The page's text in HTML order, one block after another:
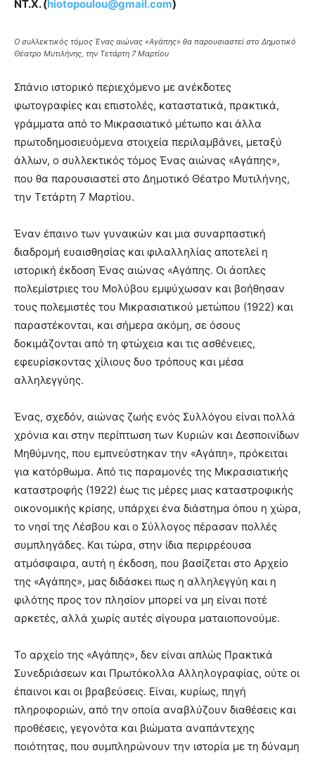
ΝΤ.Χ. (hiotopoulou@gmail.com)
Ο συλλεκτικός τόμος Ένας αιώνας «Αγάπης» θα παρουσιαστεί στο Δημοτικό
Θέατρο Μυτιλήνης, την Τετάρτη 7 Μαρτίου
Σπάνιο ιστορικό περιεχόμενο με ανέκδοτες
φωτογραφίες και επιστολές, καταστατικά, πρακτικά,
γράμματα από το Μικρασιατικό μέτωπο και άλλα
πρωτοδημοσιευόμενα στοιχεία περιλαμβάνει, μεταξύ
άλλων, ο συλλεκτικός τόμος Ένας αιώνας «Αγάπης»,
που θα παρουσιαστεί στο Δημοτικό Θέατρο Μυτιλήνης,
την Τετάρτη 7 Μαρτίου.
Έναν έπαινο των γυναικών και μια συναρπαστική
διαδρομή ευαισθησίας και φιλαλληλίας αποτελεί η
ιστορική έκδοση Ένας αιώνας «Αγάπης. Οι άοπλες
πολεμίστριες του Μολύβου εμψύχωσαν και βοήθησαν
τους πολεμιστές του Μικρασιατικού μετώπου (1922) και
παραστέκονται, και σήμερα ακόμη, σε όσους
δοκιμάζονται από τη φτώχεια και τις ασθένειες,
εφευρίσκοντας χίλιους δυο τρόπους και μέσα
αλληλεγγύης.
Ένας, σχεδόν, αιώνας ζωής ενός Συλλόγου είναι πολλά
χρόνια και στην περίπτωση των Κυριών και Δεσποινίδων
Μηθύμνης, που εμπνεύστηκαν την «Αγάπη», πρόκειται
για κατόρθωμα. Από τις παραμονές της Μικρασιατικής
καταστροφής (1922) έως τις μέρες μιας καταστροφικής
οικονομικής κρίσης, υπάρχει ένα διάστημα όπου η χώρα,
το νησί της Λέσβου και ο Σύλλογος πέρασαν πολλές
συμπληγάδες. Και τώρα, στην ίδια περιρρέουσα
ατμόσφαιρα, αυτή η έκδοση, που βασίζεται στο Αρχείο
της «Αγάπης», μας διδάσκει πως η αλληλεγγύη και η
φιλότης προς τον πλησίον μπορεί να μη είναι ποτέ
αρκετές, αλλά χωρίς αυτές σίγουρα ματαιοπονούμε.
Το αρχείο της «Αγάπης», δεν είναι απλώς Πρακτικά
Συνεδριάσεων και Πρωτόκολλα Αλληλογραφίας, ούτε οι
έπαινοι και οι βραβεύσεις. Είναι, κυρίως, πηγή
πληροφοριών, από την οποία αναβλύζουν διαθέσεις και
προθέσεις, γεγονότα και βιώματα αναπάντεχης
ποιότητας, που συμπληρώνουν την ιστορία με τη δύναμη